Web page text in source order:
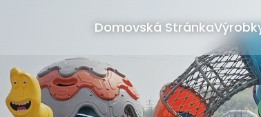
Domovská Stránka